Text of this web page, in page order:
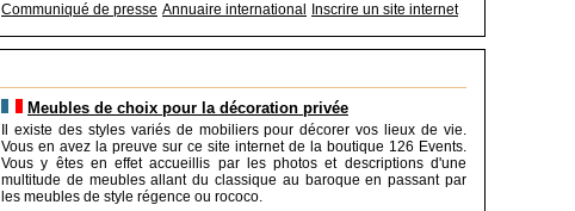
Communiqué de presse Annuaire international Inscrire un site internet
Meubles de choix pour la décoration privée
Il existe des styles variés de mobiliers pour décorer vos lieux de vie.
Vous en avez la preuve sur ce site internet de la boutique 126 Events.
Vous y êtes en effet accueillis par les photos et descriptions d'une
multitude de meubles allant du classique au baroque en passant par
les meubles de style régence ou rococo.